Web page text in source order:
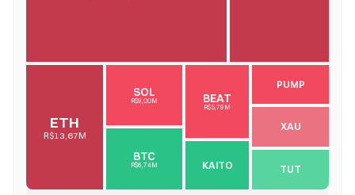
ETH
R$13,67M
SOL
R$9,00M
BTC
R$6,74M
BEAT
R$5,79M
KAITO
PUMP
XAU
TUT